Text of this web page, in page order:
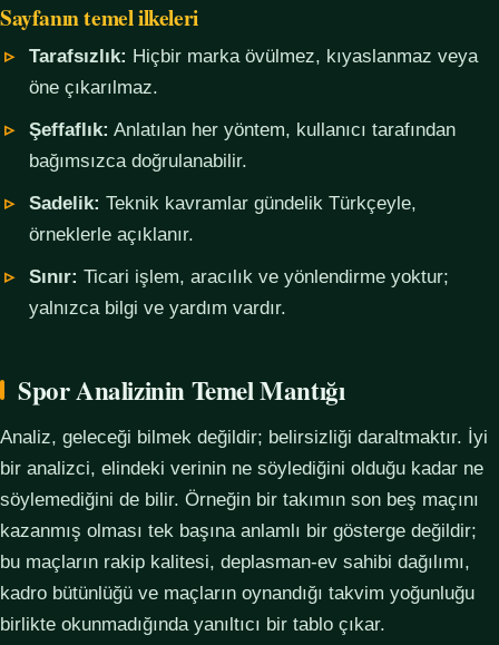
Sayfanın temel ilkeleri
Tarafsızlık: Hiçbir marka övülmez, kıyaslanmaz veya
öne çıkarılmaz.
Şeffaflık: Anlatılan her yöntem, kullanıcı tarafından
bağımsızca doğrulanabilir.
Sadelik: Teknik kavramlar gündelik Türkçeyle,
örneklerle açıklanır.
Sınır: Ticari işlem, aracılık ve yönlendirme yoktur;
yalnızca bilgi ve yardım vardır.
Spor Analizinin Temel Mantığı
Analiz, geleceği bilmek değildir; belirsizliği daraltmaktır. İyi
bir analizci, elindeki verinin ne söylediğini olduğu kadar ne
söylemediğini de bilir. Örneğin bir takımın son beş maçını
kazanmış olması tek başına anlamlı bir gösterge değildir;
bu maçların rakip kalitesi, deplasman-ev sahibi dağılımı,
kadro bütünlüğü ve maçların oynandığı takvim yoğunluğu
birlikte okunmadığında yanıltıcı bir tablo çıkar.